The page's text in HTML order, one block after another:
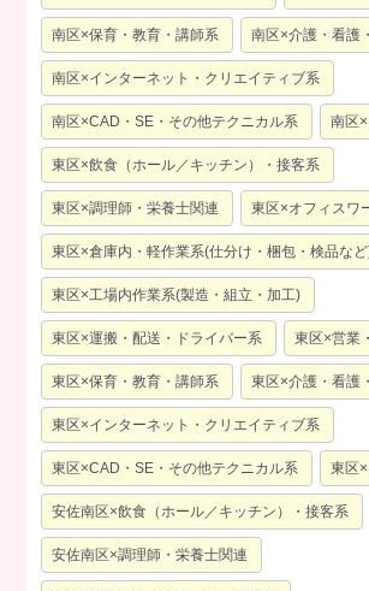
南区×保育・教育・講師系 南区×介護・看護
南区×インターネット・クリエイティブ系
南区×CAD・SE・その他テクニカル系 南区
東区×飲食（ホール／キッチン）・接客系
東区×調理師・栄養士関連 東区×オフィスワ
東区×倉庫内・軽作業系(仕分け・梱包・検品な
東区×工場内作業系(製造・組立・加工)
東区×運搬・配送・ドライバー系 東区×営業
東区×保育・教育・講師系 東区×介護・看護
東区×インターネット・クリエイティブ系
東区×CAD・SE・その他テクニカル系 東区
安佐南区×飲食（ホール／キッチン）・接客系
安佐南区×調理師・栄養士関連